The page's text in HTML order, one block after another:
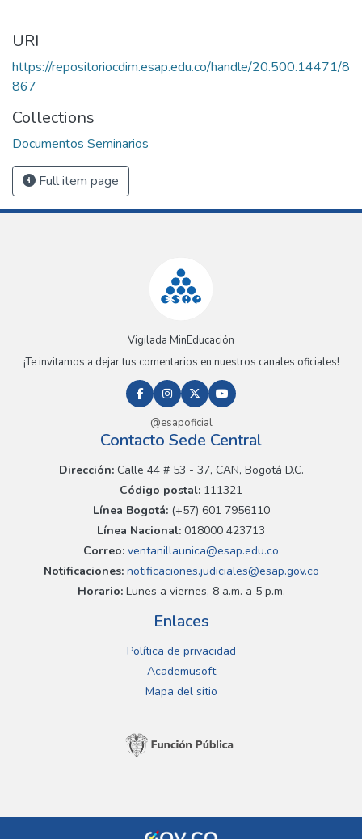
URI
https://repositoriocdim.esap.edu.co/handle/20.500.14471/8
867
Collections
Documentos Seminarios
Full item page
Vigilada MinEducación
¡Te invitamos a dejar tus comentarios en nuestros canales oficiales!
@esapoficial
Contacto Sede Central
Dirección:Calle 44 # 53 - 37, CAN, Bogotá D.C.
Código postal: 111321
Línea Bogotá:(+57) 601 7956110
Línea Nacional: 018000 423713
Correo: ventanillaunica@esap.edu.co
Notificaciones:notificaciones.judiciales@esap.gov.co
Horario:Lunes a viernes, 8 a.m. a 5 p.m.
Enlaces
Política de privacidad
Academusoft
Mapa del sitio